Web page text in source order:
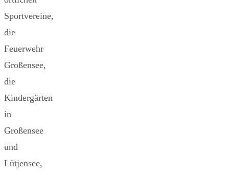
Sportvereine,
die
Feuerwehr
Großensee,
die
Kindergärten
in
Großensee
und
Lütjensee,